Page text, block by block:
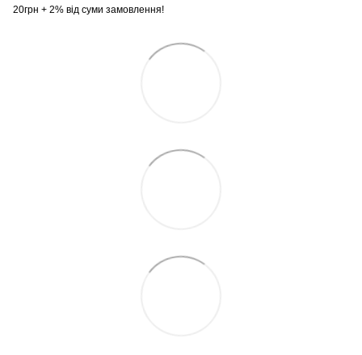
20грн + 2% від суми замовлення!